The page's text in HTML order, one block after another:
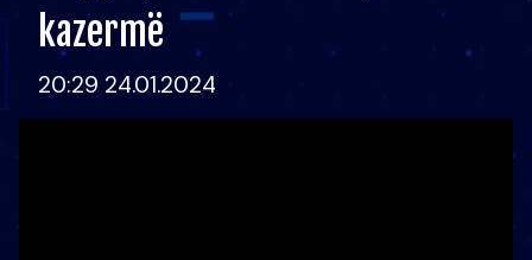
kazermë
20:29 24.01.2024